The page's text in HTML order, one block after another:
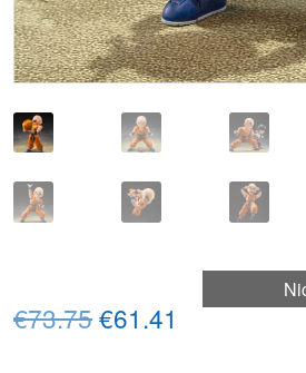
€73.75Ursprünglicher
€61.41
Aktueller